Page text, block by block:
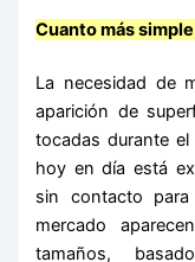
Cuanto más
La necesidad de
aparición de
tocadas durante
hoy en día está
sin contacto
mercado
tamaños,